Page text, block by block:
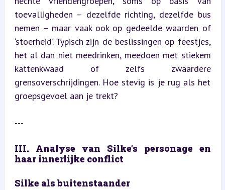
toevalligheden – dezelfde richting, dezelfde bus
nemen – maar vaak ook op gedeelde waarden of
‘stoerheid’. Typisch zijn de beslissingen op feestjes,
het al dan niet meedrinken, meedoen met stiekem
kattenkwaad of zelfs zwaardere
grensoverschrijdingen. Hoe stevig is je rug als het
groepsgevoel aan je trekt?
---
III. Analyse van Silke’s personage en
haar innerlijke conflict
Silke als buitenstaander